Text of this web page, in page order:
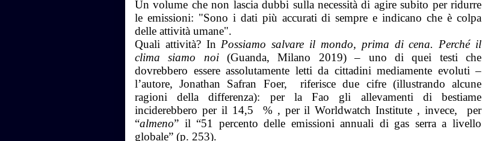
Un volume che non lascia dubbi sulla necessità di agire subito per ridurre
le emissioni: "Sono i dati più accurati di sempre e indicano che è colpa
delle attività umane".
Quali attività? In Possiamo salvare il mondo, prima di cena. Perché il
clima siamo noi(Guanda, Milano 2019) – uno di quei testi che
dovrebbero essere assolutamente letti da cittadini mediamente evoluti –
l’autore, Jonathan Safran Foer, riferisce due cifre (illustrando alcune
ragioni della differenza): per la Fao gli allevamenti di bestiame
inciderebbero per il 14,5 % , per il Worldwatch Institute , invece, per
“almeno” il “51 percento delle emissioni annuali di gas serra a livello
globale” (p. 253).